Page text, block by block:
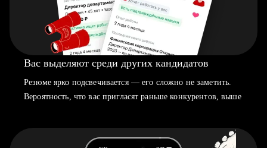
Вас выделяют среди других кандидатов
Резюме ярко подсвечивается — его сложно не заметить.
Вероятность, что вас пригласят раньше конкурентов, выше